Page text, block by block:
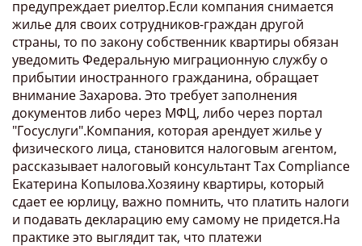
предупреждает риелтор.Если компания снимается
жилье для своих сотрудников-граждан другой
страны, то по закону собственник квартиры обязан
уведомить Федеральную миграционную службу о
прибытии иностранного гражданина, обращает
внимание Захарова. Это требует заполнения
документов либо через МФЦ, либо через портал
"Госуслуги".Компания, которая арендует жилье у
физического лица, становится налоговым агентом,
рассказывает налоговый консультант Tax Compliance
Екатерина Копылова.Хозяину квартиры, который
сдает ее юрлицу, важно помнить, что платить налоги
и подавать декларацию ему самому не придется.На
практике это выглядит так, что платежи